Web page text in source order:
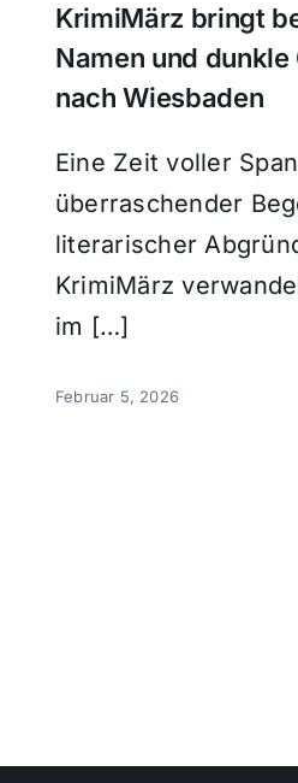
KrimiMärz bringt
Namen und
nach Wiesbaden
Eine Zeit voller
überraschender
literarischer
KrimiMärz
im […]
Februar 5, 2026